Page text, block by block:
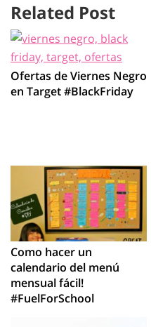
Related Post
Ofertas de Viernes Negro
en Target #BlackFriday
Como hacer un
calendario del menú
mensual fácil!
#FuelForSchool